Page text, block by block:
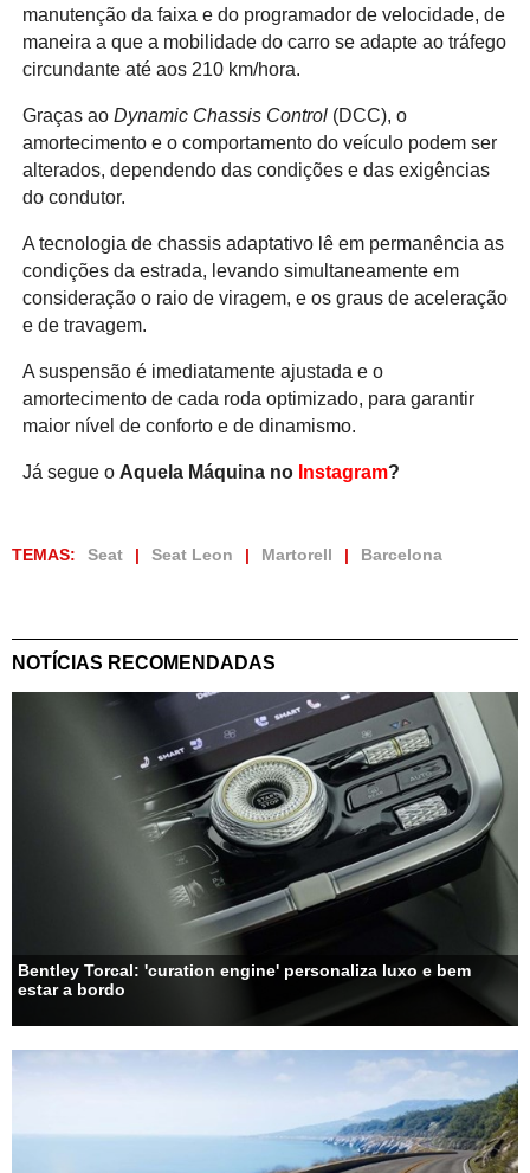
manutenção da faixa e do programador de velocidade, de
maneira a que a mobilidade do carro se adapte ao tráfego
circundante até aos 210 km/hora.
Graças ao Dynamic Chassis Control(DCC), o
amortecimento e o comportamento do veículo podem ser
alterados, dependendo das condições e das exigências
do condutor.
A tecnologia de chassis adaptativo lê em permanência as
condições da estrada, levando simultaneamente em
consideração o raio de viragem, e os graus de aceleração
e de travagem.
A suspensão é imediatamente ajustada e o
amortecimento de cada roda optimizado, para garantir
maior nível de conforto e de dinamismo.
Já segue o Aquela Máquina no Instagram?
TEMAS: Seat Seat Leon Martorell Barcelona
NOTÍCIAS RECOMENDADAS
Bentley Torcal: 'curation engine' personaliza luxo e bem
estar a bordo